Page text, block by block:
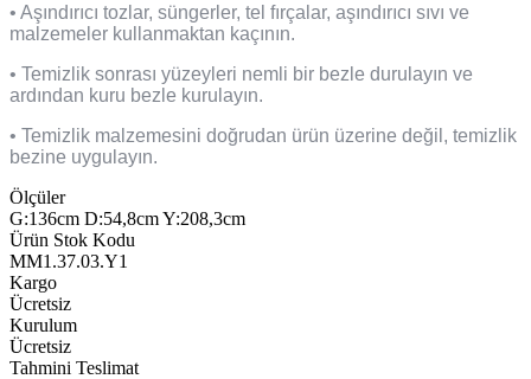
• Aşındırıcı tozlar, süngerler, tel fırçalar, aşındırıcı sıvı ve
malzemeler kullanmaktan kaçının.
• Temizlik sonrası yüzeyleri nemli bir bezle durulayın ve
ardından kuru bezle kurulayın.
• Temizlik malzemesini doğrudan ürün üzerine değil, temizlik
bezine uygulayın.
Ölçüler
G:136cm D:54,8cm Y:208,3cm
Ürün Stok Kodu
MM1.37.03.Y1
Kargo
Ücretsiz
Kurulum
Ücretsiz
Tahmini Teslimat